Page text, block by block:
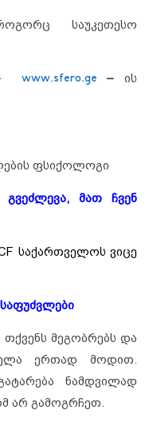
საუკეთესო
– www.sfero.ge –ის
ფსიქოლოგი
მათ ჩვენ
საქართველოს ვიცე
მეგობრებს და
ერთად მოდით.
ნამდვილად
არ გამოგრჩეთ.